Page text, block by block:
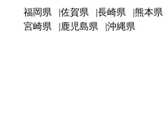
福岡県 佐賀県 長崎県 熊本県
宮崎県
鹿児島県 沖縄県